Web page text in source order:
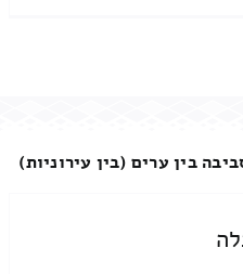
בין ערים (בין עירוניות)